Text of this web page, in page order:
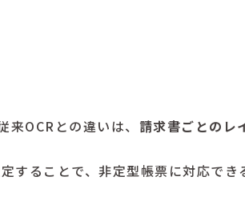
OCRとの違いは、 請求書ごとのレ
することで、非定型帳票に対応でき